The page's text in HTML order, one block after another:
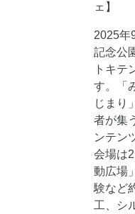
ェ】
2025年
記念公
トキテ
す。「
じまり
者が集
ンテン
会場は
動広場
験など
工、シ